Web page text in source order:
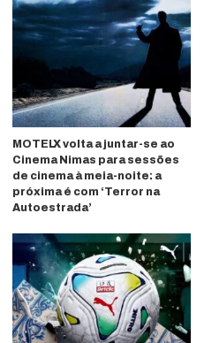
MOTELX volta a juntar-se ao
Cinema Nimas para sessões
de cinema à meia-noite: a
próxima é com ‘Terror na
Autoestrada’